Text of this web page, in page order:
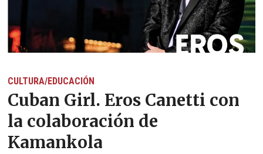
CULTURA/EDUCACIÓN
Cuban Girl. Eros Canetti con
la colaboración de
Kamankola